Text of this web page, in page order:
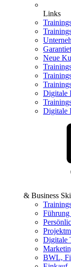
Links
Neue
Digitale
Digitale
& Business
Digitale
BWL,